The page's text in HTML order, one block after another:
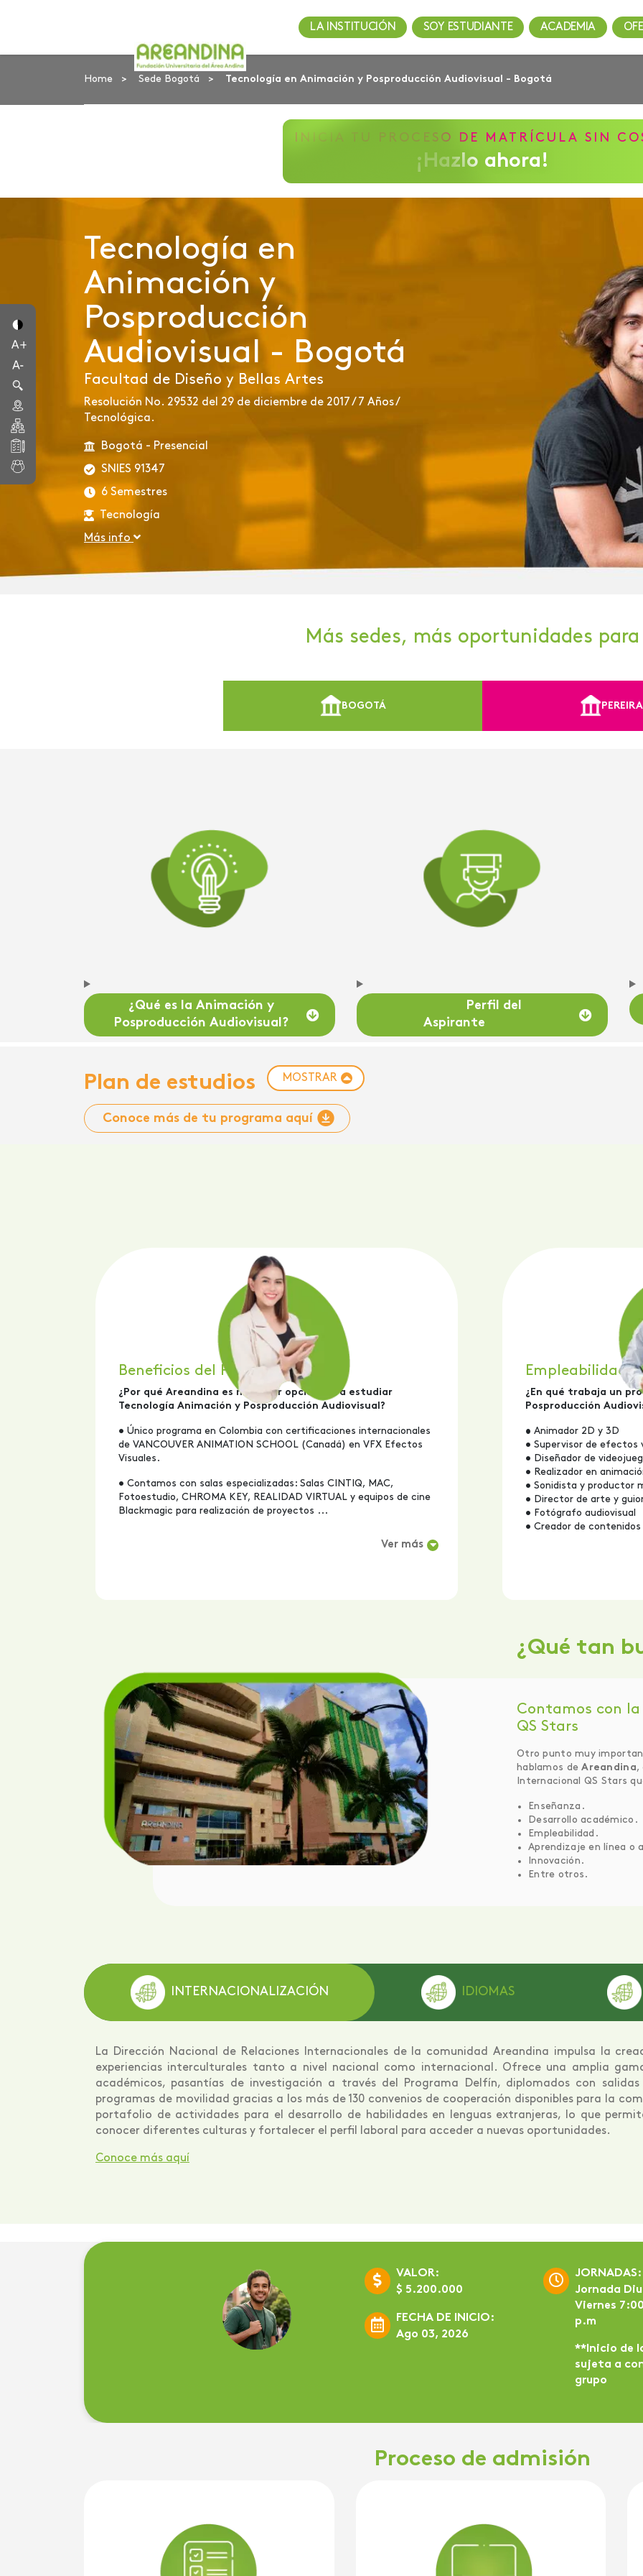
LA INSTITUCIÓN SOY ESTUDIANTE ACADEMIA
Home Sede Bogotá Tecnología en Animación y Posproducción Audiovisual - Bogotá
INICIA TU PROCESO DE MATRÍCULA SIN
¡Hazlo ahora!
Tecnología en
Animación y
Posproducción
Audiovisual - Bogotá
Facultad de Diseño y Bellas Artes
Resolución No. 29532 del 29 de diciembre de 2017 / 7 Años /
Tecnológica.
Bogotá - Presencial
SNIES 91347
6 Semestres
Tecnología
Más info
Más sedes, más oportunidades
BOGOTÁ PEREIRA
¿Qué es la Animación y
Posproducción Audiovisual?
Perfil del
Aspirante
Plan de estudios MOSTRAR
Conoce más de tu programa aquí
Beneficios del Programa
¿Por qué Areandina es mi mejor opción para estudiar
Tecnología Animación y Posproducción Audiovisual?
• Único programa en Colombia con certificaciones internacionales
de VANCOUVER ANIMATION SCHOOL (Canadá) en VFX Efectos
Visuales.
• Contamos con salas especializadas: Salas CINTIQ, MAC,
Fotoestudio, CHROMA KEY, REALIDAD VIRTUAL y equipos de cine
Blackmagic para realización de proyectos ...
Ver más
Empleabilidad
¿En qué trabaja un
Posproducción
• Animador 2D y 3D
• Supervisor de efectos
• Diseñador de
• Realizador en
• Sonidista y productor
• Director de arte y
• Fotógrafo audiovisual
• Creador de
¿Qué tan
Contamos con
QS Stars
Otro punto muy
hablamos deAreandina,
Internacional QS Stars
Enseñanza.
Desarrollo
Empleabilidad.
Aprendizaje en línea o
Innovación.
Entre otros.
INTERNACIONALIZACIÓN IDIOMAS
La Dirección Nacional de Relaciones Internacionales de la comunidad Areandina impulsa la
experiencias interculturales tanto a nivel nacional como internacional. Ofrece una amplia
académicos, pasantías de investigación a través del Programa Delfín, diplomados con
programas de movilidad gracias a los más de 130 convenios de cooperación disponibles para la
portafolio de actividades para el desarrollo de habilidades en lenguas extranjeras, lo que
conocer diferentes culturas y fortalecer el perfil laboral para acceder a nuevas oportunidades.
Conoce más aquí
VALOR:
$ 5.200.000
FECHA DE INICIO:
Ago 03, 2026
JORNADAS:
Jornada
Viernes
p.m
**Inicio de
sujeta a
grupo
Proceso de admisión